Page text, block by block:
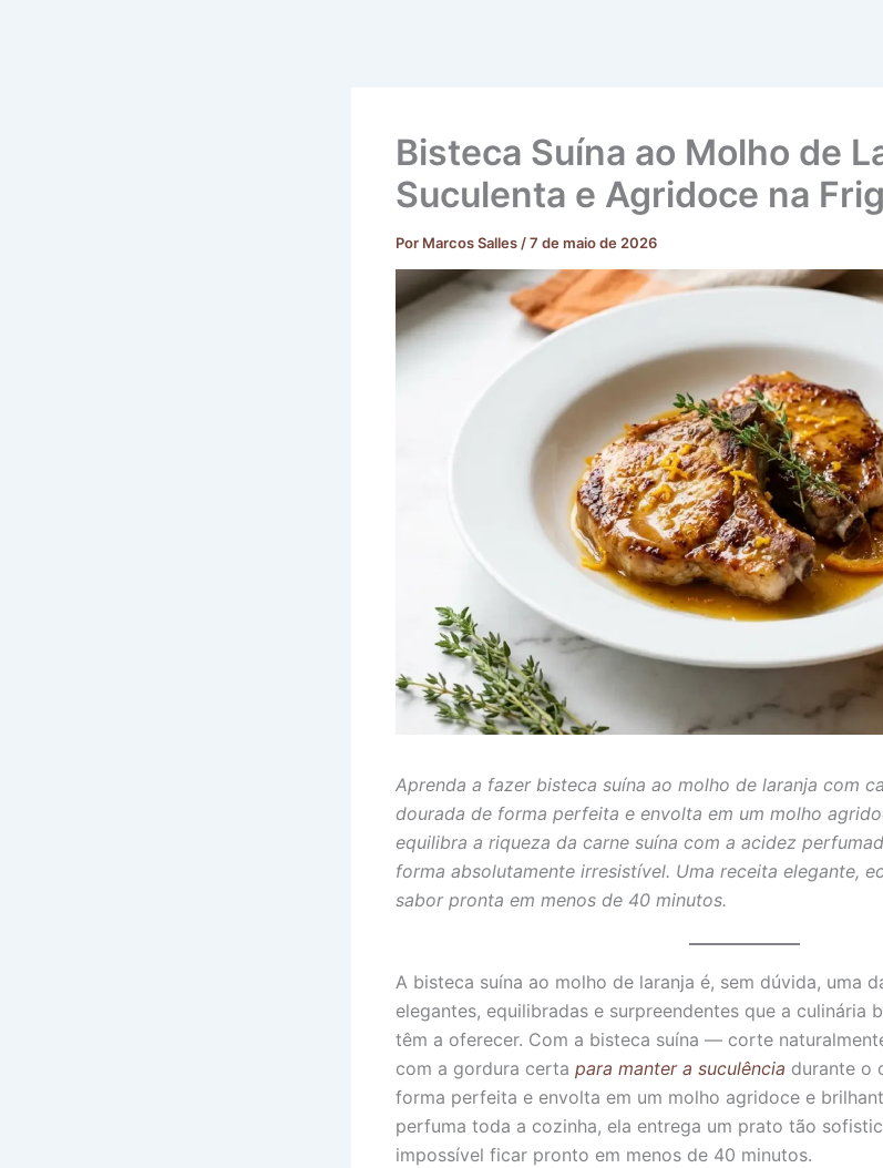
Bisteca Suína ao Molho de
Suculenta e Agridoce na
Por Marcos Salles /7 de maio de 2026
Aprenda a fazer bisteca suína ao molho de laranja com
dourada de forma perfeita e envolta em um molho
equilibra a riqueza da carne suína com a acidez
forma absolutamente irresistível. Uma receita elegante,
sabor pronta em menos de 40 minutos.
A bisteca suína ao molho de laranja é, sem dúvida, uma
elegantes, equilibradas e surpreendentes que a culinária
têm a oferecer. Com a bisteca suína — corte
com a gordura certa para manter a suculência durante o
forma perfeita e envolta em um molho agridoce e
perfuma toda a cozinha, ela entrega um prato tão
impossível ficar pronto em menos de 40 minutos.